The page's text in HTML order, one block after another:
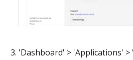
'Dashboard' > 'Applications'